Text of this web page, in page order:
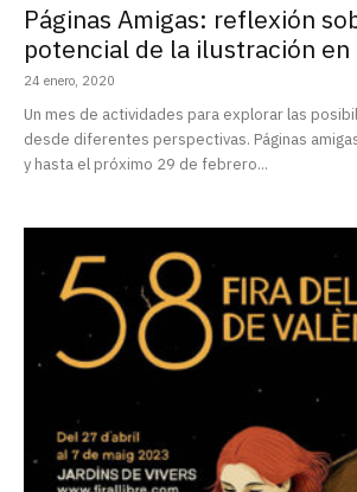
Páginas Amigas: reflexión
potencial de la ilustración en
24 enero, 2020
Un mes de actividades para explorar las
desde diferentes perspectivas. Páginas
y hasta el próximo 29 de febrero...